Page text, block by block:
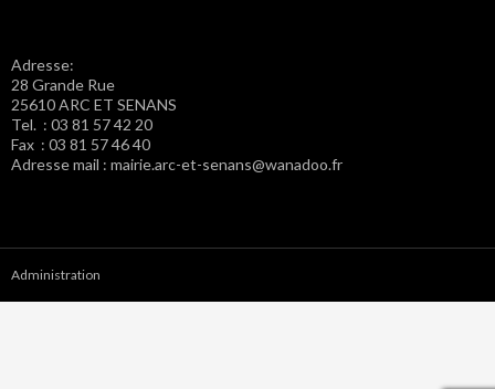
Adresse:
28 Grande Rue
25610 ARC ET SENANS
Tel. : 03 81 57 42 20
Fax : 03 81 57 46 40
Adresse mail : mairie.arc-et-senans@wanadoo.fr
Administration